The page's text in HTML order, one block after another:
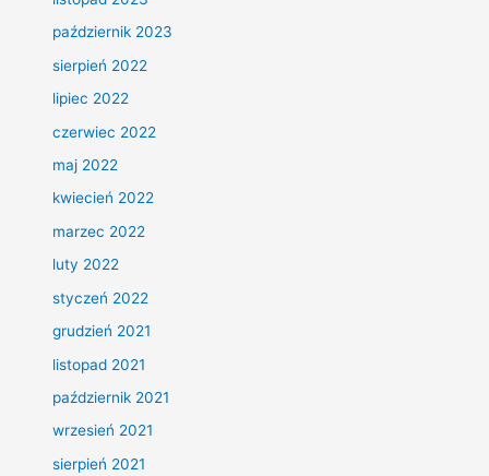
październik 2023
sierpień 2022
lipiec 2022
czerwiec 2022
maj 2022
kwiecień 2022
marzec 2022
luty 2022
styczeń 2022
grudzień 2021
listopad 2021
październik 2021
wrzesień 2021
sierpień 2021